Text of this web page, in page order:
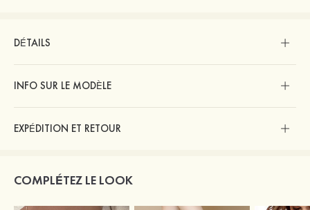
DÉTAILS
INFO SUR LE MODÈLE
EXPÉDITION ET RETOUR
COMPLÉTEZ LE LOOK